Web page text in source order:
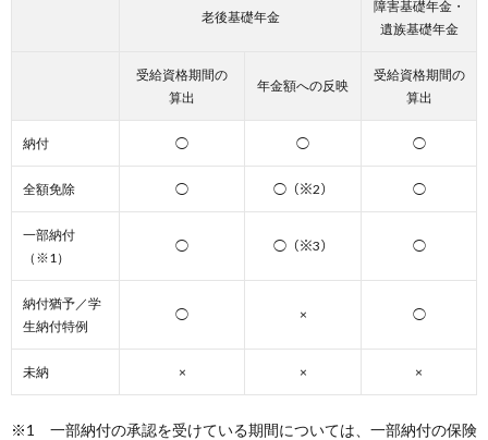
老後基礎年金
障害基礎年金・
遺族基礎年金
受給資格期間の
算出
年金額への反映
受給資格期間の
算出
納付 ◯ ◯ ◯
全額免除 ◯ ◯（※2） ◯
一部納付
（※1）
◯ ◯（※3） ◯
納付猶予／学
生納付特例
◯ × ◯
未納 × × ×
※1 一部納付の承認を受けている期間については、一部納付の保険